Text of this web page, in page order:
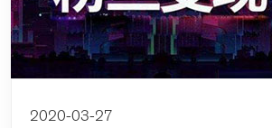
2020-03-27